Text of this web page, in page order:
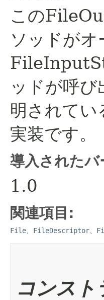
この
ソッドが
ッドが呼び
明されてい
実装です。
導入された
1.0
関連項目:
File FileDescriptor
コンスト